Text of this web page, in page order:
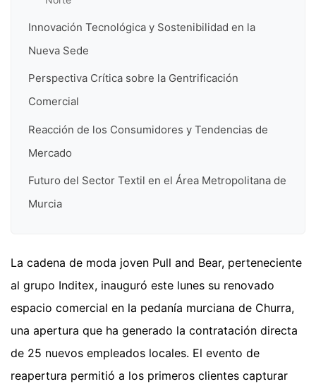
Innovación Tecnológica y Sostenibilidad en la
Nueva Sede
Perspectiva Crítica sobre la Gentrificación
Comercial
Reacción de los Consumidores y Tendencias de
Mercado
Futuro del Sector Textil en el Área Metropolitana de
Murcia
La cadena de moda joven Pull and Bear, perteneciente
al grupo Inditex, inauguró este lunes su renovado
espacio comercial en la pedanía murciana de Churra,
una apertura que ha generado la contratación directa
de 25 nuevos empleados locales. El evento de
reapertura permitió a los primeros clientes capturar